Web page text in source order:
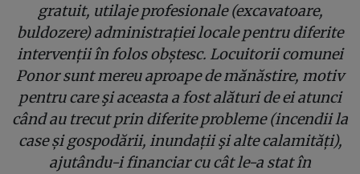
gratuit, utilaje profesionale (excavatoare,
buldozere) administrației locale pentru diferite
intervenții în folos obștesc. Locuitorii comunei
Ponor sunt mereu aproape de mănăstire, motiv
pentru care şi aceasta a fost alături de ei atunci
când au trecut prin diferite probleme (incendii la
case și gospodării, inundații şi alte calamități),
ajutându-i financiar cu cât le-a stat în